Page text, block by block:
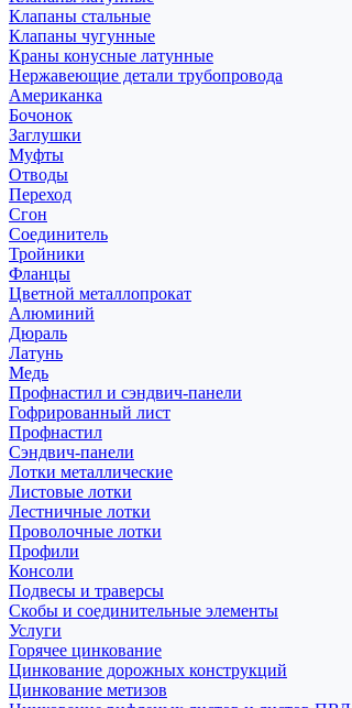
Клапаны стальные
Клапаны чугунные
Краны конусные латунные
Нержавеющие детали трубопровода
Американка
Бочонок
Заглушки
Муфты
Отводы
Переход
Сгон
Соединитель
Тройники
Фланцы
Цветной металлопрокат
Алюминий
Дюраль
Латунь
Медь
Профнастил и сэндвич-панели
Гофрированный лист
Профнастил
Сэндвич-панели
Лотки металлические
Листовые лотки
Лестничные лотки
Проволочные лотки
Профили
Консоли
Подвесы и траверсы
Скобы и соединительные элементы
Услуги
Горячее цинкование
Цинкование дорожных конструкций
Цинкование метизов